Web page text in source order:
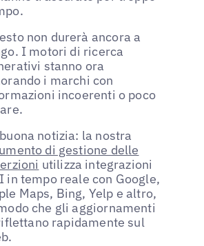
non durerà ancora a
I motori di ricerca
stanno ora
i marchi con
incoerenti o poco
notizia: la nostra
di gestione delle
utilizza integrazioni
in tempo reale con Google,
Maps, Bing, Yelp e altro,
che gli aggiornamenti
rapidamente sul